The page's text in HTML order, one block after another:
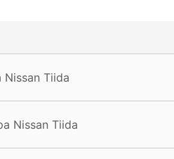
Nissan Tiida
Nissan Tiida